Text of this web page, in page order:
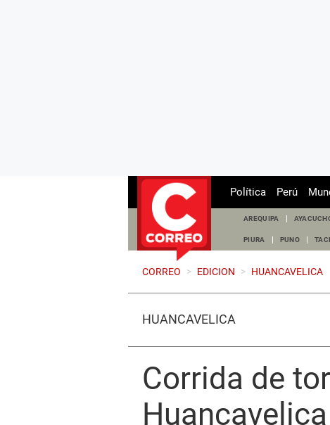
Política Perú
AREQUIPA
PIURA PUNO
CORREO > EDICION > HUANCAVELICA
HUANCAVELICA
Corrida de
Huancavelica